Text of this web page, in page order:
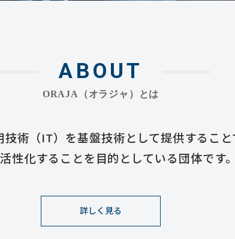
ABOUT
ORAJA（オラジャ）とは
技術（IT）を基盤技術として提供するこ
性化することを目的としている団体です
詳しく見る